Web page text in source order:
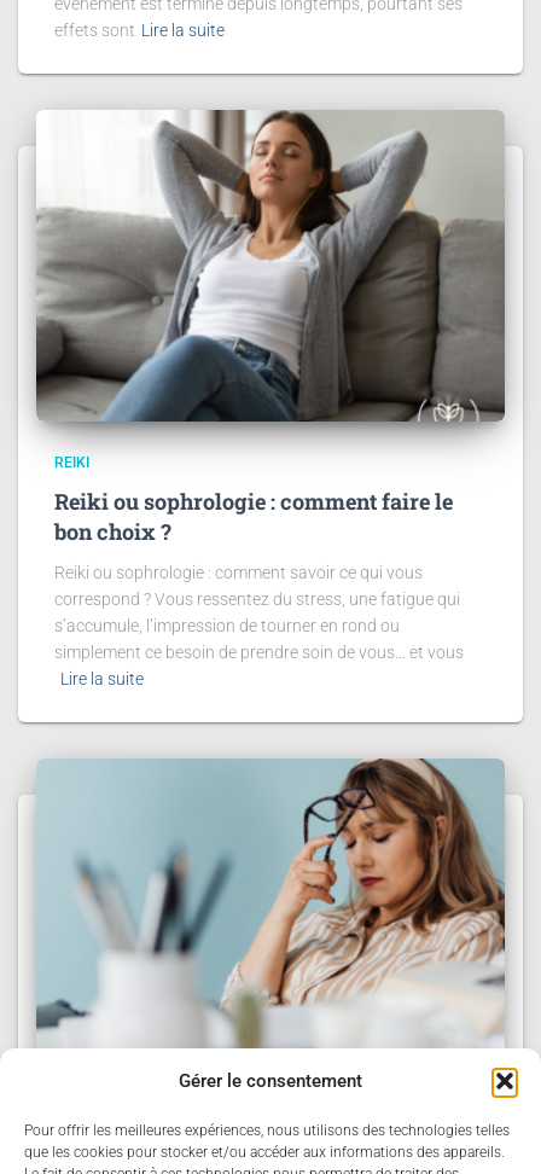
Gérer le consentement
Pour offrir les meilleures expériences, nous utilisons des technologies telles
que les cookies pour stocker et/ou accéder aux informations des appareils.
effets sont Lire la suite
REIKI
Reiki ou sophrologie : comment faire le
bon choix ?
Reiki ou sophrologie : comment savoir ce qui vous
correspond ? Vous ressentez du stress, une fatigue qui
s’accumule, l’impression de tourner en rond ou
simplement ce besoin de prendre soin de vous… et vous
Lire la suite
Fatigue émotionnelle : quand le mental et